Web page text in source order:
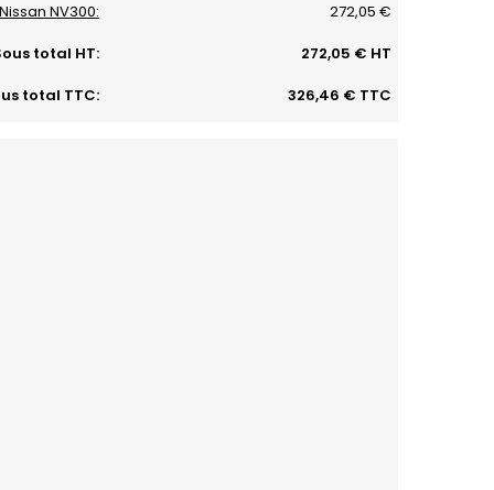
NV300:
272,05 €
total HT:
272,05 € HT
total TTC:
326,46 € TTC